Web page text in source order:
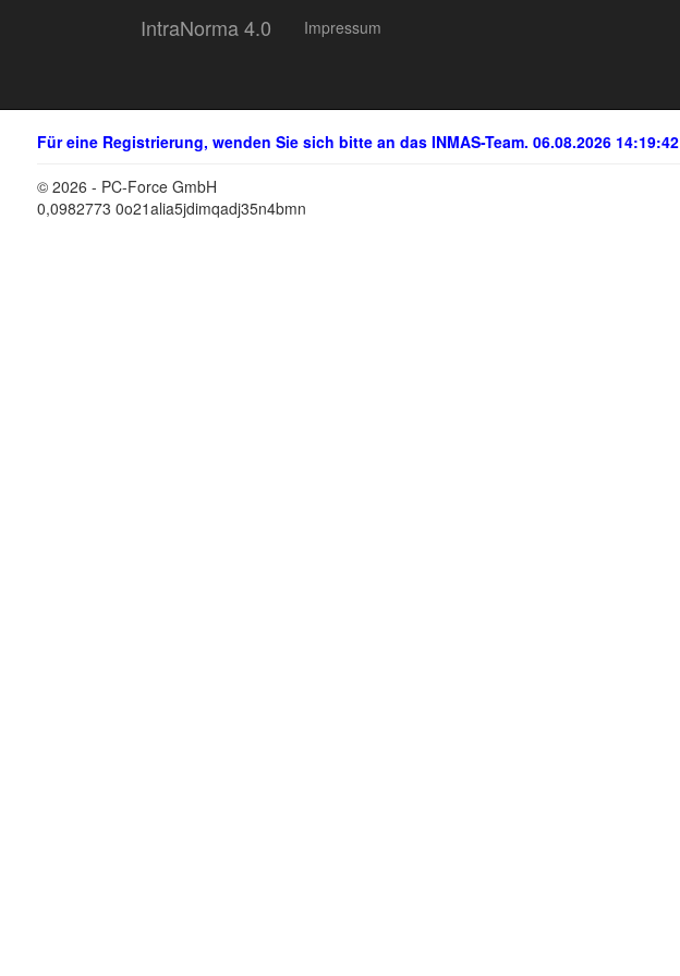
IntraNorma 4.0 Impressum
Für eine Registrierung, wenden Sie sich bitte an das INMAS-Team. 06.08.2026 14:19:42
© 2026 - PC-Force GmbH
0,0982773 0o21alia5jdimqadj35n4bmn